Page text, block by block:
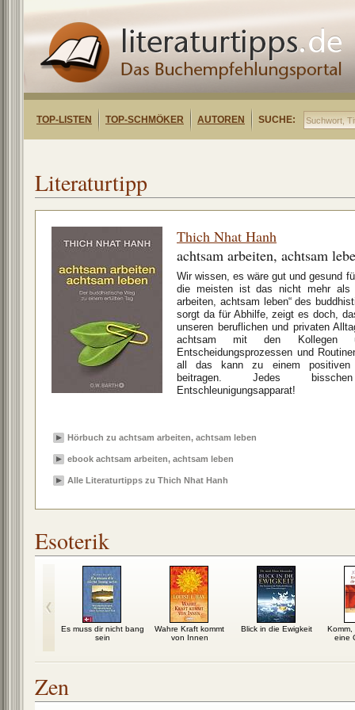
TOP-LISTEN TOP-SCHMÖKER AUTOREN SUCHE:
Literaturtipp
Thich Nhat Hanh
achtsam arbeiten, achtsam
Wir wissen, es wäre gut und gesund
die meisten ist das nicht mehr als
arbeiten, achtsam leben“ des
sorgt da für Abhilfe, zeigt es doch,
unseren beruflichen und privaten
achtsam mit den Kollegen
Entscheidungsprozessen und
all das kann zu einem positiven
beitragen. Jedes
Entschleunigungsapparat!
Hörbuch zu achtsam arbeiten, achtsam leben
ebook achtsam arbeiten, achtsam leben
Alle Literaturtipps zu Thich Nhat Hanh
Esoterik
Es muss dir nicht bang
sein
Wahre Kraft kommt
von Innen
Blick in die Ewigkeit
Komm,
eine
Zen